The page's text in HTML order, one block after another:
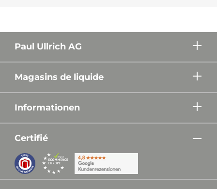
Paul Ullrich AG
Magasins de liquide
Informationen
Certifié